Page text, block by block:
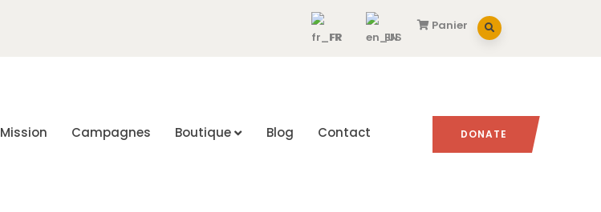
FR
EN
Panier
Mission Campagnes Boutique Blog Contact DONATE